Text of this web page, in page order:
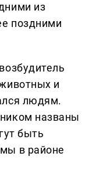
из
поздними
и
людям.
названы
быть
в районе